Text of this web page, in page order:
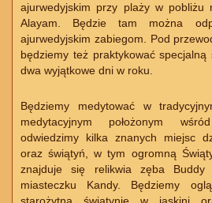
ajurwedyjskim przy plaży w pobliżu
Alayam. Będzie tam można
ajurwedyjskim zabiegom. Pod
będziemy też praktykować
dwa wyjątkowe dni w roku.
Będziemy medytować w
medytacyjnym położonym
odwiedzimy kilka znanych miejsc
oraz świątyń, w tym ogromną
znajduje się relikwia zęba Buddy
miasteczku Kandy. Będziemy